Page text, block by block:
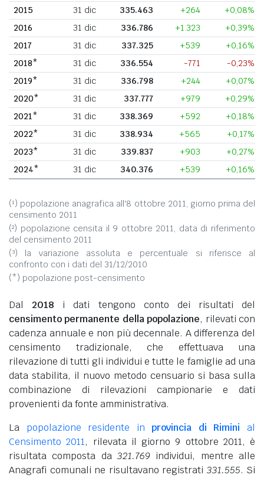
2015
31 dic 335.463 +264
+0,08%
2016
31 dic 336.786 +1.323
+0,39%
2017
31 dic 337.325 +539
+0,16%
2018*
31 dic 336.554 -771
-0,23%
2019*
31 dic 336.798 +244 +0,07%
2020*
31 dic 337.777 +979
+0,29%
2021*
31 dic 338.369 +592
+0,18%
2022*
31 dic 338.934 +565
+0,17%
2023*
31 dic 339.837 +903
+0,27%
2024*
31 dic 340.376 +539 +0,16%
(¹) popolazione anagrafica all'8 ottobre 2011, giorno prima del
censimento 2011
(²) popolazione censita il 9 ottobre 2011, data di riferimento
del censimento 2011
(³) la variazione assoluta e percentuale si riferisce al
confronto con i dati del 31/12/2010
(*) popolazione post-censimento
Dal 2018 i dati tengono conto dei risultati del
censimento permanente della popolazione, rilevati con
cadenza annuale e non più decennale. A differenza del
censimento tradizionale, che effettuava una
rilevazione di tutti gli individui e tutte le famiglie ad una
data stabilita, il nuovo metodo censuario si basa sulla
combinazione di rilevazioni campionarie e dati
provenienti da fonte amministrativa.
La popolazione residente inprovincia di Rimini al
Censimento 2011, rilevata il giorno 9 ottobre 2011, è
risultata composta da 321.769 individui, mentre alle
Anagrafi comunali ne risultavano registrati 331.555. Si